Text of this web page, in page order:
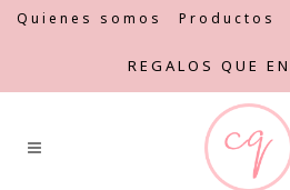
Quienes somos Productos
REGALOS QUE